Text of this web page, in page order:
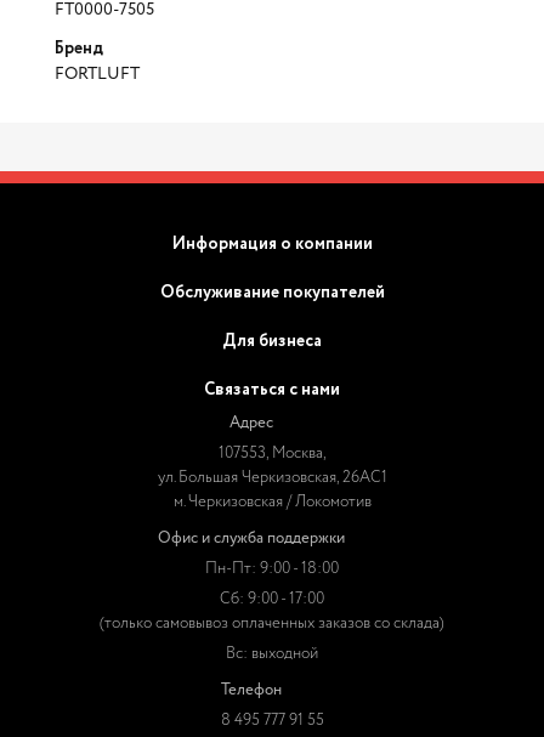
FT0000-7505
Бренд
FORTLUFT
Информация о компании
Обслуживание покупателей
Для бизнеса
Связаться с нами
Адрес
107553, Москва,
ул. Большая Черкизовская, 26АС1
м. Черкизовская / Локомотив
Офис и служба поддержки
Пн-Пт: 9:00 - 18:00
Сб: 9:00 - 17:00
(только самовывоз оплаченных заказов со склада)
Вс: выходной
Телефон
8 495 777 91 55